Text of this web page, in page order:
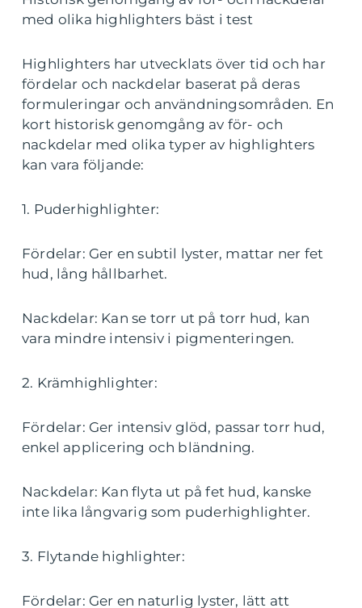
med olika highlighters bäst i test
Highlighters har utvecklats över tid och har
fördelar och nackdelar baserat på deras
formuleringar och användningsområden. En
kort historisk genomgång av för- och
nackdelar med olika typer av highlighters
kan vara följande:
1. Puderhighlighter:
Fördelar: Ger en subtil lyster, mattar ner fet
hud, lång hållbarhet.
Nackdelar: Kan se torr ut på torr hud, kan
vara mindre intensiv i pigmenteringen.
2. Krämhighlighter:
Fördelar: Ger intensiv glöd, passar torr hud,
enkel applicering och bländning.
Nackdelar: Kan flyta ut på fet hud, kanske
inte lika långvarig som puderhighlighter.
3. Flytande highlighter:
Fördelar: Ger en naturlig lyster, lätt att